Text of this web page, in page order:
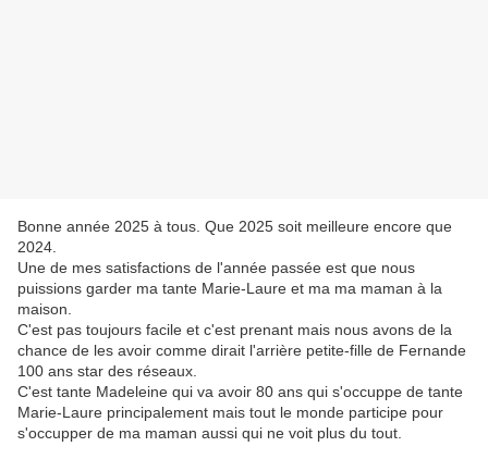
Bonne année 2025 à tous. Que 2025 soit meilleure encore que
2024.
Une de mes satisfactions de l'année passée est que nous
puissions garder ma tante Marie-Laure et ma ma maman à la
maison.
C'est pas toujours facile et c'est prenant mais nous avons de la
chance de les avoir comme dirait l'arrière petite-fille de Fernande
100 ans star des réseaux.
C'est tante Madeleine qui va avoir 80 ans qui s'occuppe de tante
Marie-Laure principalement mais tout le monde participe pour
s'occupper de ma maman aussi qui ne voit plus du tout.